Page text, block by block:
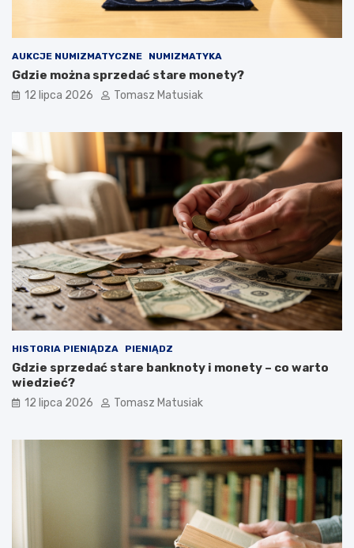
AUKCJE NUMIZMATYCZNE NUMIZMATYKA
Gdzie można sprzedać stare monety?
12 lipca 2026 Tomasz Matusiak
HISTORIA PIENIĄDZA PIENIĄDZ
Gdzie sprzedać stare banknoty i monety – co warto
wiedzieć?
12 lipca 2026 Tomasz Matusiak